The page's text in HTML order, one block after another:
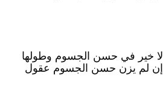
لا خير في حسن الجسوم وطولها
إن لم يزن حسن الجسوم عقول